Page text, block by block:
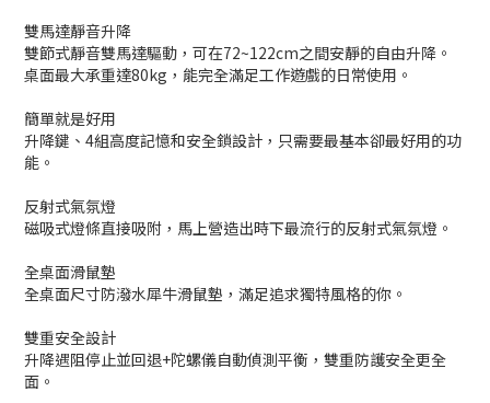
雙馬達靜音升降
雙節式靜音雙馬達驅動，可在72~122cm之間安靜的自由升降。
桌面最大承重達80kg，能完全滿足工作遊戲的日常使用。
簡單就是好用
升降鍵、4組高度記憶和安全鎖設計，只需要最基本卻最好用的功
能。
反射式氣氛燈
磁吸式燈條直接吸附，馬上營造出時下最流行的反射式氣氛燈。
全桌面滑鼠墊
全桌面尺寸防潑水犀牛滑鼠墊，滿足追求獨特風格的你。
雙重安全設計
升降遇阻停止並回退+陀螺儀自動偵測平衡，雙重防護安全更全
面。